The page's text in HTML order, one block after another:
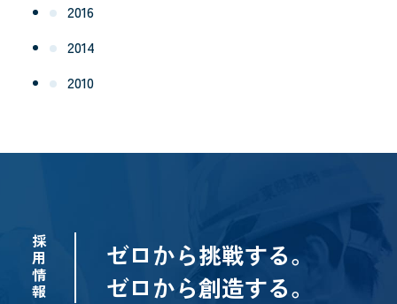
2016
2014
2010
採
用
情
報
ゼロから挑戦する。
ゼロから創造する。